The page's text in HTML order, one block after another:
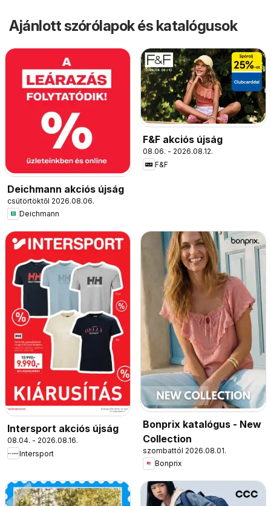
Ajánlott szórólapok és katalógusok
Deichmann akciós újság
csütörtöktől 2026.08.06.
Deichmann
F&F akciós újság
08.06. - 2026.08.12.
F&F
Intersport akciós újság
08.04. - 2026.08.16.
Intersport
Bonprix katalógus - New
Collection
szombattól 2026.08.01.
Bonprix